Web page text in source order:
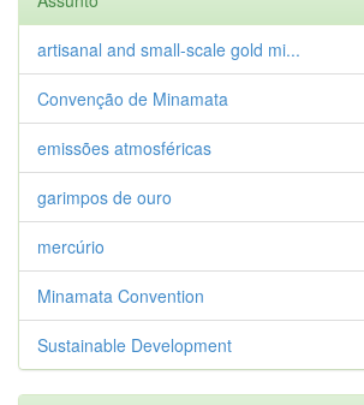
artisanal and small-scale gold mi...
Convenção de Minamata
emissões atmosféricas
garimpos de ouro
mercúrio
Minamata Convention
Sustainable Development